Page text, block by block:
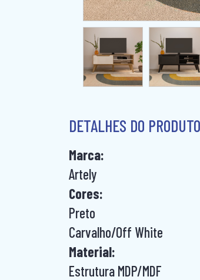
DETALHES DO PRODUTO
Marca:
Artely
Cores:
Preto
Carvalho/Off White
Material:
Estrutura MDP/MDF